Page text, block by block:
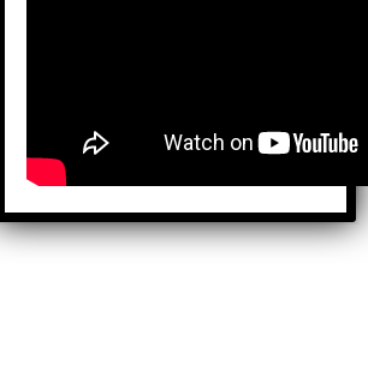
somos-hermanos.mx. Todos los
previa autorización, queda
prohibida la publicación,
edición y cualquier otro uso de los
contenidos.